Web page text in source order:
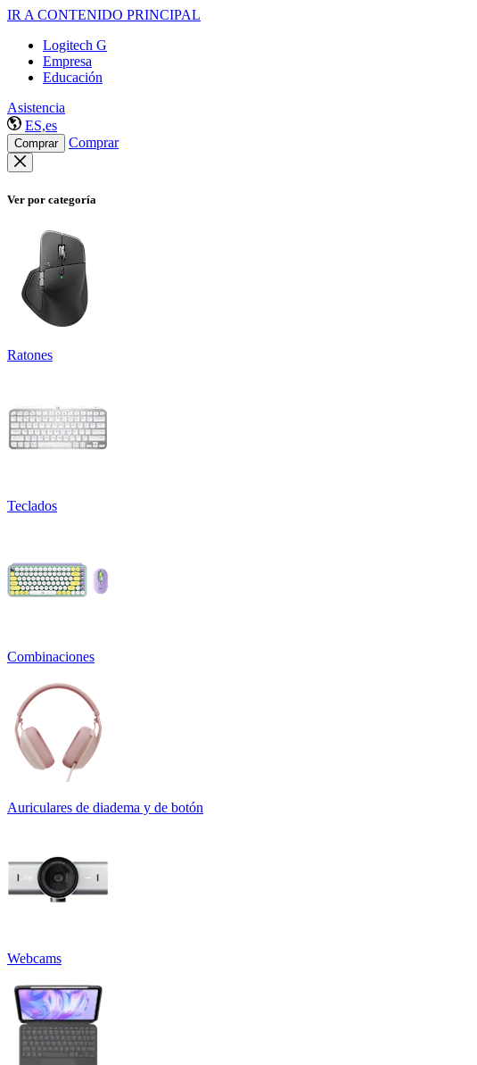
IR A CONTENIDO PRINCIPAL
Logitech G
Empresa
Educación
Asistencia
ES,es
Comprar Comprar
Ver por categoría
Ratones
Teclados
Combinaciones
Auriculares de diadema y de botón
Webcams